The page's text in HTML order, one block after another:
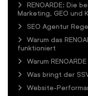
RENOARDE: Die
Marketing, GEO und
SEO Agentur
Warum das
funktioniert
Warum
Was bringt der
Website-